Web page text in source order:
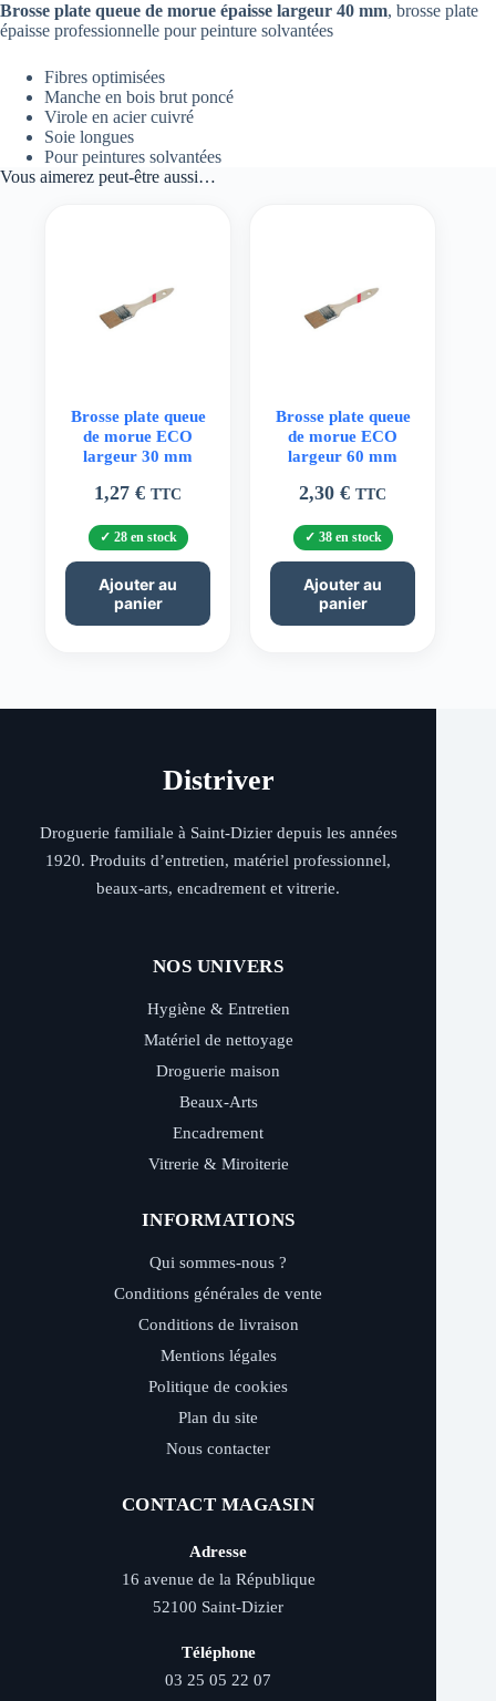
Brosse plate queue de morue épaisse largeur 40 mm, brosse plate
épaisse professionnelle pour peinture solvantées
Fibres optimisées
Manche en bois brut poncé
Virole en acier cuivré
Soie longues
Pour peintures solvantées
Vous aimerez peut-être aussi…
Brosse plate queue
de morue ECO
largeur 30 mm
1,27€ TTC
28 en stock
Ajouter au
panier
Brosse plate queue
de morue ECO
largeur 60 mm
2,30€ TTC
38 en stock
Ajouter au
panier
Distriver
Droguerie familiale à Saint-Dizier depuis les années
1920. Produits d’entretien, matériel professionnel,
beaux-arts, encadrement et vitrerie.
NOS UNIVERS
Hygiène & Entretien
Matériel de nettoyage
Droguerie maison
Beaux-Arts
Encadrement
Vitrerie & Miroiterie
INFORMATIONS
Qui sommes-nous ?
Conditions générales de vente
Conditions de livraison
Mentions légales
Politique de cookies
Plan du site
Nous contacter
CONTACT MAGASIN
Adresse
16 avenue de la République
52100 Saint-Dizier
Téléphone
03 25 05 22 07